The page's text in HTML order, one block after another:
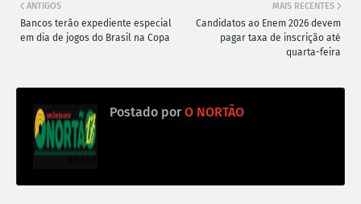
MAIS RECENTES
Candidatos ao Enem 2026 devem
pagar taxa de inscrição até
quarta-feira
ANTIGOS
Bancos terão expediente especial
em dia de jogos do Brasil na Copa
Postado por O NORTÃO